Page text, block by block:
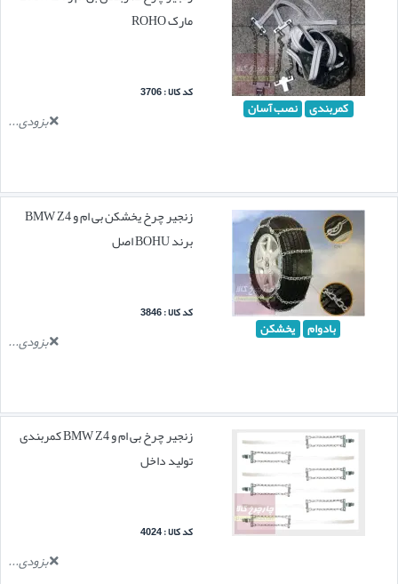
کمربندی نصب آسان
مارک ROHO
کد کالا : 3706
بزودی...
بادوام یخشکن
زنجیر چرخ یخشکن بی ام و BMW Z4
برند BOHU اصل
کد کالا : 3846
بزودی...
زنجیر چرخ بی ام و BMW Z4 کمربندی
تولید داخل
کد کالا : 4024
بزودی...